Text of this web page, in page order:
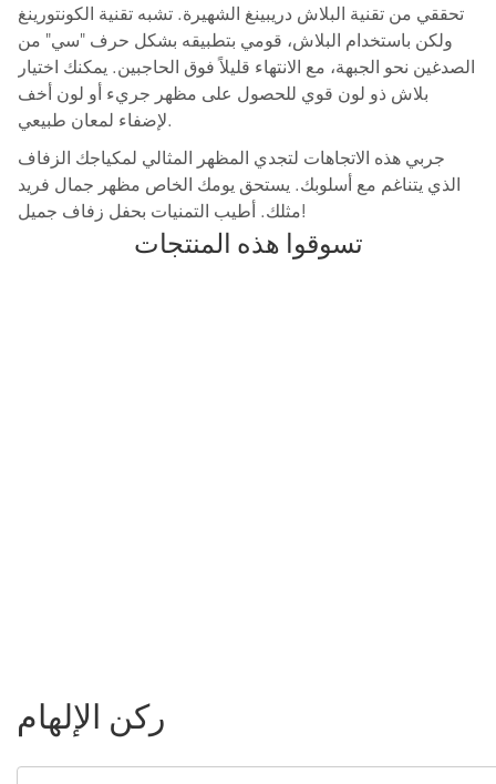
تحققي من تقنية البلاش دريبينغ الشهيرة. تشبه تقنية الكونتورينغ
ولكن باستخدام البلاش، قومي بتطبيقه بشكل حرف "سي" من
الصدغين نحو الجبهة، مع الانتهاء قليلاً فوق الحاجبين. يمكنك اختيار
بلاش ذو لون قوي للحصول على مظهر جريء أو لون أخف
لإضفاء لمعان طبيعي.
جربي هذه الاتجاهات لتجدي المظهر المثالي لمكياجك الزفاف
الذي يتناغم مع أسلوبك. يستحق يومك الخاص مظهر جمال فريد
مثلك. أطيب التمنيات بحفل زفاف جميل!
تسوقوا هذه المنتجات
ركن الإلهام